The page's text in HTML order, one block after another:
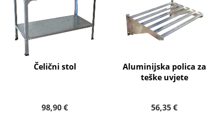
Čelični stol
98,90 €
Aluminijska polica za
teške uvjete
56,35 €